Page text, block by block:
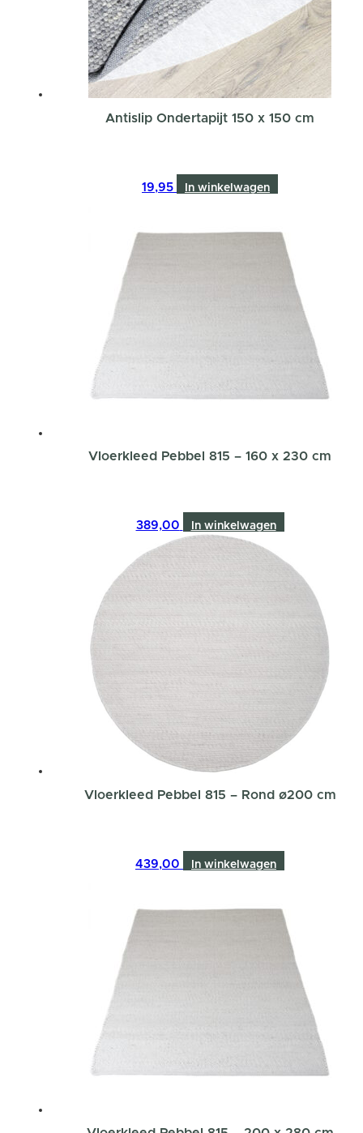
Antislip Ondertapijt 150 x 150 cm
19,95 In winkelwagen
Vloerkleed Pebbel 815 – 160 x 230 cm
389,00 In winkelwagen
Vloerkleed Pebbel 815 – Rond ø200 cm
439,00 In winkelwagen